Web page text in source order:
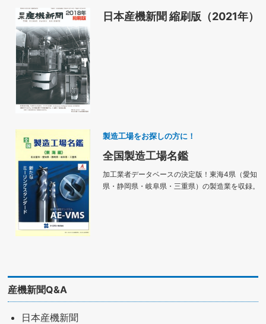
日本産機新聞 縮刷版（2021年）
製造工場をお探しの方に！
全国製造工場名鑑
加工業者データベースの決定版！東海4県（愛知
県・静岡県・岐阜県・三重県）の製造業を収録。
産機新聞Q&A
日本産機新聞